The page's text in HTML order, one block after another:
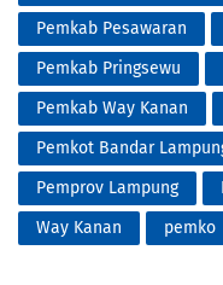
Pemkab Pesawaran
Pemkab Pringsewu
Pemkab Way Kanan
Pemkot Bandar
Pemprov Lampung
Way Kanan
pemko